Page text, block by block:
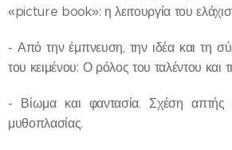
«picture book»: η λειτουργία του
- Από την έμπνευση, την ιδέα και τη
του κειμένου: Ο ρόλος του ταλέντου και
- Βίωμα και φαντασία. Σχέση απτής
μυθοπλασίας.